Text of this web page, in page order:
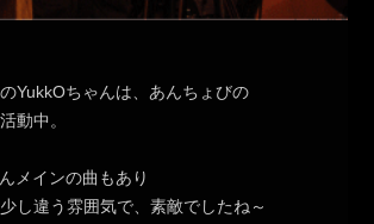
YukkOちゃんは、あんちょびの
動中。
メインの曲もあり
し違う雰囲気で、素敵でしたね～